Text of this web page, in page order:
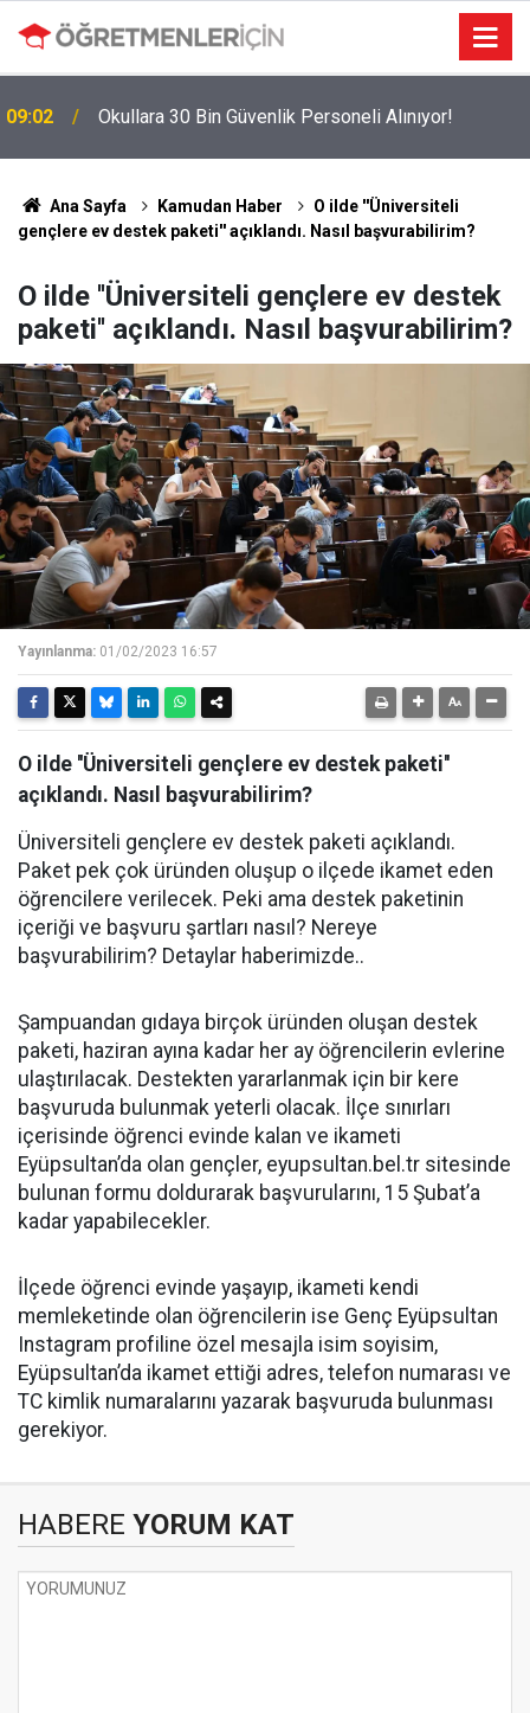
19:01
Öncelik Hangi Alanın Oldu?
Ana Sayfa Kamudan Haber
O ilde ''Üniversiteli
gençlere ev destek paketi'' açıklandı. Nasıl başvurabilirim?
O ilde ''Üniversiteli gençlere ev destek
paketi'' açıklandı. Nasıl başvurabilirim?
Yayınlanma: 01/02/2023 16:57
O ilde ''Üniversiteli gençlere ev destek paketi''
açıklandı. Nasıl başvurabilirim?
Üniversiteli gençlere ev destek paketi açıklandı.
Paket pek çok üründen oluşup o ilçede ikamet eden
öğrencilere verilecek. Peki ama destek paketinin
içeriği ve başvuru şartları nasıl? Nereye
başvurabilirim? Detaylar haberimizde..
Şampuandan gıdaya birçok üründen oluşan destek
paketi, haziran ayına kadar her ay öğrencilerin evlerine
ulaştırılacak. Destekten yararlanmak için bir kere
başvuruda bulunmak yeterli olacak. İlçe sınırları
içerisinde öğrenci evinde kalan ve ikameti
Eyüpsultan’da olan gençler, eyupsultan.bel.tr sitesinde
bulunan formu doldurarak başvurularını, 15 Şubat’a
kadar yapabilecekler.
İlçede öğrenci evinde yaşayıp, ikameti kendi
memleketinde olan öğrencilerin ise Genç Eyüpsultan
Instagram profiline özel mesajla isim soyisim,
Eyüpsultan’da ikamet ettiği adres, telefon numarası ve
TC kimlik numaralarını yazarak başvuruda bulunması
gerekiyor.
HABERE YORUM KAT